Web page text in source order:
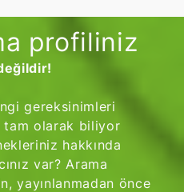
profiliniz
gereksinimleri
tam olarak biliyor
hakkında
var? Arama
yayınlanmadan önce